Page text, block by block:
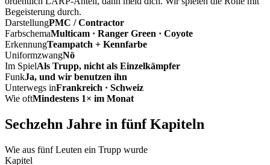
Begeisterung durch.
DarstellungPMC / Contractor
FarbschemaMulticam · Ranger Green · Coyote
ErkennungTeampatch + Kennfarbe
UniformzwangNö
Im SpielAls Trupp, nicht als Einzelkämpfer
FunkJa, und wir benutzen ihn
Unterwegs inFrankreich · Schweiz
Wie oftMindestens 1× im Monat
Sechzehn Jahre in fünf Kapiteln
Wie aus fünf Leuten ein Trupp wurde
Kapitel